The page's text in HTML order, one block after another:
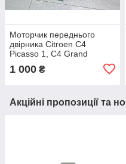
Моторчик переднього
двірника Citroen C4
Picasso 1, C4 Grand
Пікассо. Правий.
1 000 ₴
Акційні пропозиції та